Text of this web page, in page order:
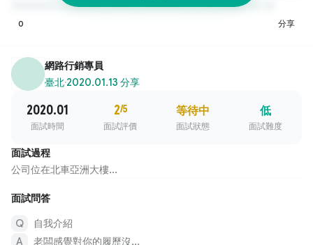
0 分享
網路行銷專員
臺北·2020.01.13 分享
2020.01
面試時間
2/5
面試評價
等待中
面試狀態
低
面試難度
面試過程
公司位在北車亞洲大樓...
面試問答
自我介紹
老闆感覺對你的履歷沒...